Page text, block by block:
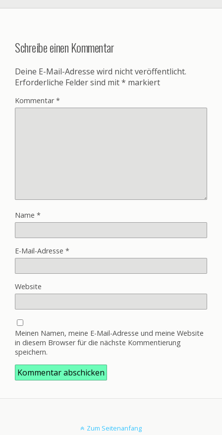
Schreibe einen Kommentar
Deine E-Mail-Adresse wird nicht veröffentlicht.
Erforderliche Felder sind mit* markiert
Kommentar*
Name *
E-Mail-Adresse *
Website
Meinen Namen, meine E-Mail-Adresse und meine Website
in diesem Browser für die nächste Kommentierung
speichern.
Zum Seitenanfang